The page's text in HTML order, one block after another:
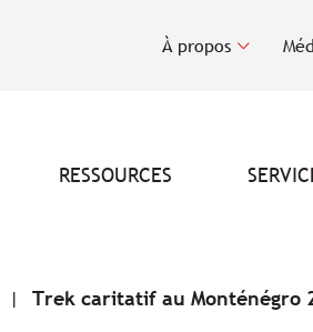
À propos
RESSOURCES
Trek caritatif au Monténégro